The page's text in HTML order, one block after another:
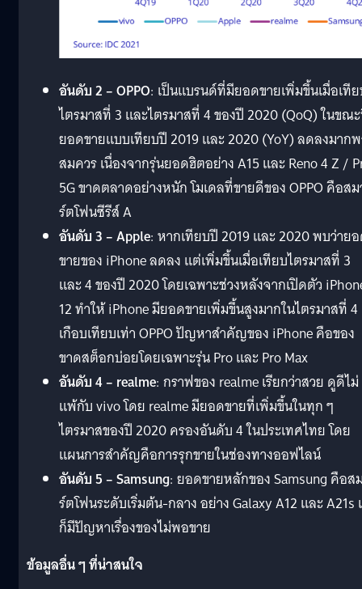
อันดับ 2 – OPPO: เป็นแบรนด์ที่มียอดขายเพิ่มขึ้นเมื่อเที
ไตรมาสที่ 3 และไตรมาสที่ 4 ของปี 2020 (QoQ) ในขณ
ยอดขายแบบเทียบปี 2019 และ 2020 (YoY) ลดลงมาก
สมควร เนื่องจากรุ่นยอดฮิตอย่าง A15 และ Reno 4 Z /
5G ขาดตลาดอย่างหนัก โมเดลที่ขายดีของ OPPO คือส
ร์ตโฟนซีรีส์ A
อันดับ 3 – Apple: หากเทียบปี 2019 และ 2020 พบว่าย
ขายของ iPhone ลดลง แต่เพิ่มขึ้นเมื่อเทียบไตรมาสที่ 3
และ 4 ของปี 2020 โดยเฉพาะช่วงหลังจากเปิดตัว
12 ทำให้ iPhone มียอดขายเพิ่มขึ้นสูงมากในไตรมาสที่ 4
เกือบเทียบเท่า OPPO ปัญหาสำคัญของ iPhone คือของ
ขาดสต็อกบ่อยโดยเฉพาะรุ่น Pro และ Pro Max
อันดับ 4 – realme: กราฟของ realme เรียกว่าสวย ดูดีไม่
แพ้กับ vivo โดย realme มียอดขายที่เพิ่มขึ้นในทุก ๆ
ไตรมาสของปี 2020 ครองอันดับ 4 ในประเทศไทย โดย
แผนการสำคัญคือการรุกขายในช่องทางออฟไลน์
อันดับ 5 – Samsung: ยอดขายหลักของ Samsung คือส
ร์ตโฟนระดับเริ่มต้น-กลาง อย่าง Galaxy A12 และ A21s
ก็มีปัญหาเรื่องของไม่พอขาย
ข้อมูลอื่น ๆ ที่น่าสนใจ